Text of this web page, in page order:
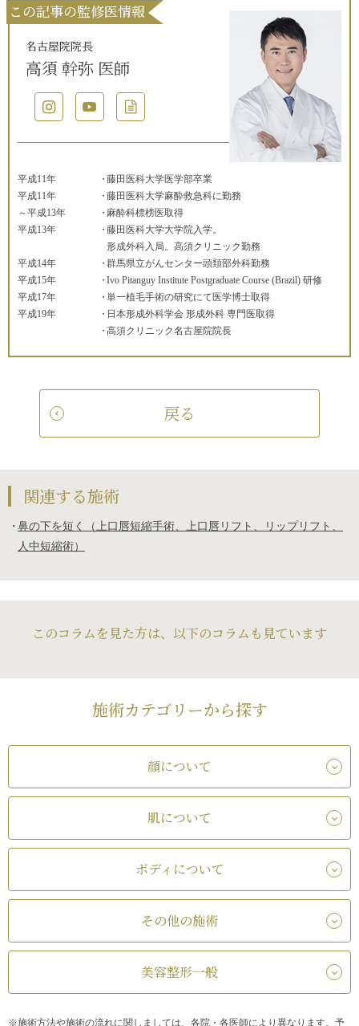
この記事の監修医情報
名古屋院院長
高須 幹弥 医師
平成11年
藤田医科大学医学部卒業
平成11年
～平成13年
藤田医科大学麻酔救急科に勤務
麻酔科標榜医取得
平成13年
藤田医科大学大学院入学。
形成外科入局。高須クリニック勤務
平成14年
群馬県立がんセンター頭頚部外科勤務
平成15年
Ivo Pitanguy Institute Postgraduate Course (Brazil) 研修
平成17年
単一植毛手術の研究にて医学博士取得
平成19年
日本形成外科学会 形成外科 専門医取得
高須クリニック名古屋院院長
戻る
関連する施術
鼻の下を短く（上口唇短縮手術、上口唇リフト、リップリフト、
人中短縮術）
このコラムを見た方は、以下のコラムも見ています
施術カテゴリーから探す
顔について
肌について
ボディについて
その他の施術
美容整形一般
※施術方法や施術の流れに関しましては、各院・各医師により異なります。予